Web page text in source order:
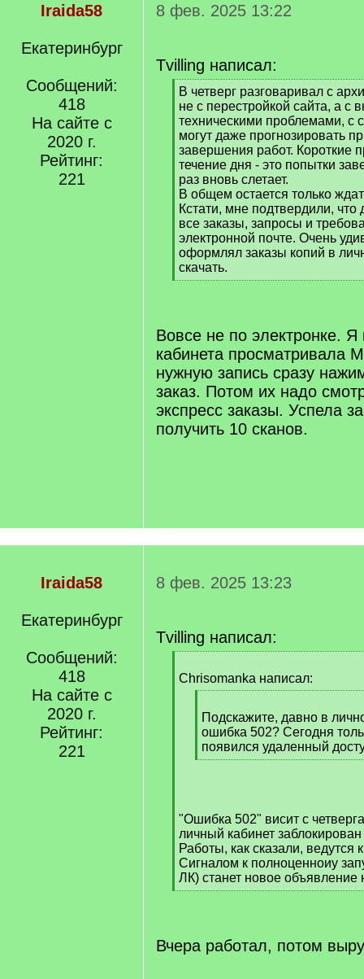
Iraida58
Екатеринбург
Сообщений:
418
На сайте с
2020 г.
Рейтинг:
221
8 фев. 2025 13:22
Tvilling написал:
[
q
]
В четверг разговаривал с
не с перестройкой сайта, а с
техническими проблемами, с
могут даже прогнозировать
завершения работ. Короткие
течение дня - это попытки
раз вновь слетает.
В общем остается только
Кстати, мне подтвердили,
все заказы, запросы и
электронной почте. Очень
оформлял заказы копий в
скачать.
[
Вовсе не по электронке. Я
кабинета просматривала
нужную запись сразу
заказ. Потом их надо
экспресс заказы. Успела
получить 10 сканов.
Iraida58
Екатеринбург
Сообщений:
418
На сайте с
2020 г.
Рейтинг:
221
8 фев. 2025 13:23
Tvilling написал:
q
Chrisomanka написал:
q
]
Подскажите, давно в
ошибка 502? Сегодня
появился удаленный
[
"Ошибка 502" висит с
личный кабинет
Работы, как сказали, ведутся
Сигналом к полноценноиу
ЛК) станет новое объявление
[
Вчера работал, потом